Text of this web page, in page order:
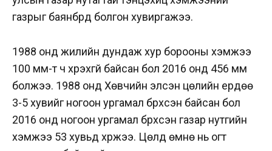
газрыг баянбүрд болгон хувиргажээ.
1988 онд жилийн дундаж хур борооны хэмжээ
100 мм-т ч хүрэхгүй байсан бол 2016 онд 456 мм
болжээ. 1988 онд Хөвчийн элсэн цөлийн ердөө
3-5 хувийг ногоон ургамал бүрхсэн байсан бол
2016 онд ногоон ургамал бүрхсэн газар нутгийн
хэмжээ 53 хувьд хүржээ. Цөлд өмнө нь огт